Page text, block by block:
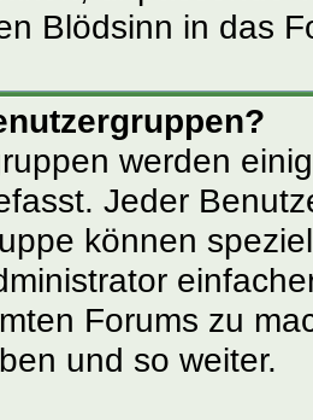
Blödsinn in das
werden
Jeder
können
Forums zu
und so weiter.